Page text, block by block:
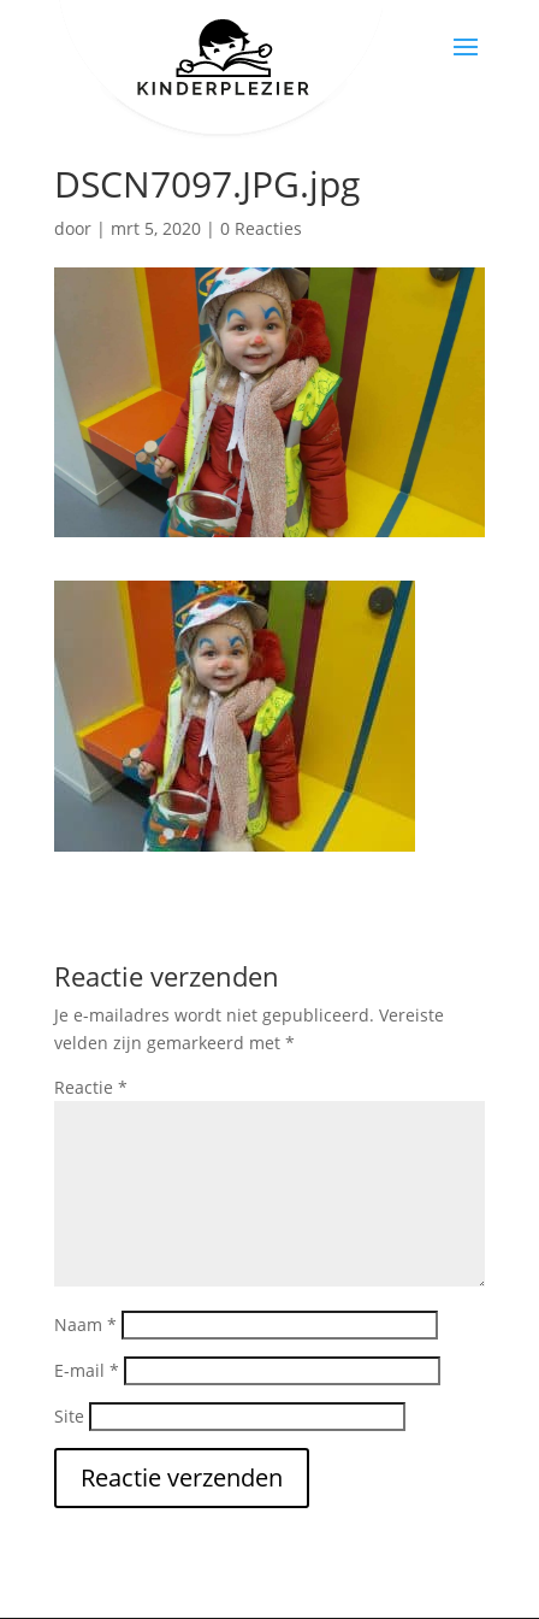
DSCN7097.JPG.jpg
door | mrt 5, 2020| 0 Reacties
Reactie verzenden
Je e-mailadres wordt niet gepubliceerd. Vereiste
velden zijn gemarkeerd met *
Reactie *
Naam *
E-mail *
Site